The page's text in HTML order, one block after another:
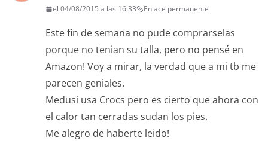
el 04/08/2015 a las 16:33 Enlace permanente
Este fin de semana no pude comprarselas
porque no tenian su talla, pero no pensé en
Amazon! Voy a mirar, la verdad que a mi tb me
parecen geniales.
Medusi usa Crocs pero es cierto que ahora con
el calor tan cerradas sudan los pies.
Me alegro de haberte leido!